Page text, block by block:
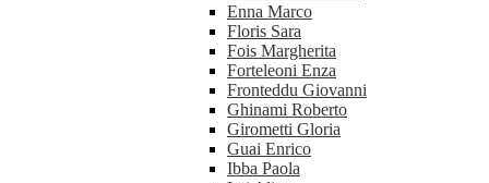
Enna Marco
Floris Sara
Fois Margherita
Forteleoni Enza
Fronteddu Giovanni
Ghinami Roberto
Girometti Gloria
Guai Enrico
Ibba Paola